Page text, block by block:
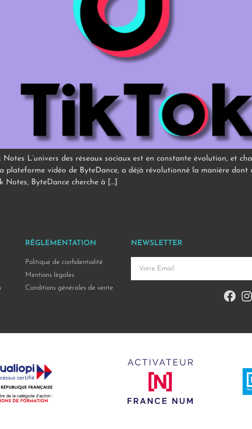
L’univers des réseaux sociaux est en constante évolution, et
plateforme vidéo de ByteDance, a déjà révolutionné la manière dont
Notes, ByteDance cherche à […]
RÉGLEMENTATION
Politique de confidentialité
Mentions légales
Conditions générales de vente
NEWSLETTER